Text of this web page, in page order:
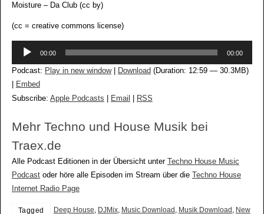
Moisture – Da Club (cc by)
(cc = creative commons license)
Audio-
00:00 00:00
Podcast: Play in new window| Download (Duration: 12:59 — 30.3MB)
Embed
Subscribe: Apple Podcasts Email RSS
Mehr Techno und House Musik bei
Traex.de
Alle Podcast Editionen in der Übersicht unter Techno House Music
Podcastoder höre alle Episoden im Stream über die Techno House
Internet Radio Page
Tagged Deep House, DJMix, Music Download , Musik Download , New